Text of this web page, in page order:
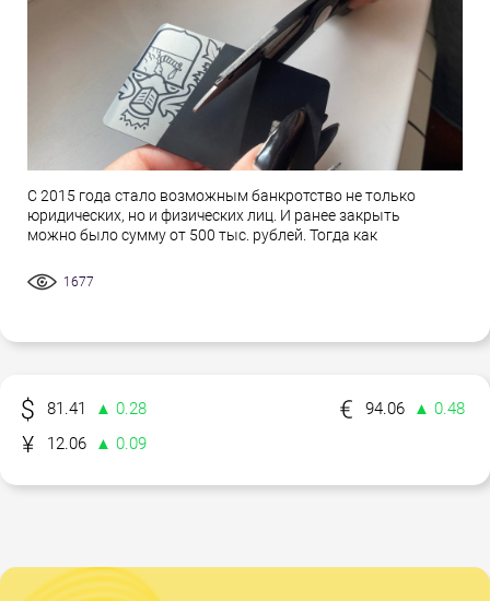
С 2015 года стало возможным банкротство не только
юридических, но и физических лиц. И ранее закрыть
можно было сумму от 500 тыс. рублей. Тогда как
1677
81.41 ▲ 0.28 94.06
▲ 0.48
12.06
▲ 0.09